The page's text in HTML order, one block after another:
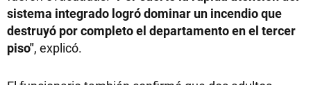
sistema integrado logró dominar un incendio que
destruyó por completo el departamento en el tercer
piso", explicó.